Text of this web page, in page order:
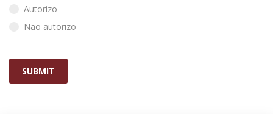
Autorizo
Não autorizo
SUBMIT